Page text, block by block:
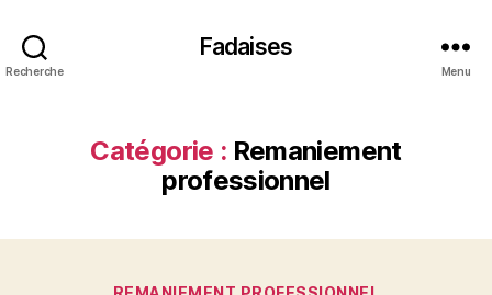
Recherche
Fadaises
Menu
Catégorie : Remaniement
professionnel
Catégories